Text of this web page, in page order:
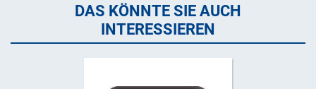
DAS KÖNNTE SIE AUCH
INTERESSIEREN